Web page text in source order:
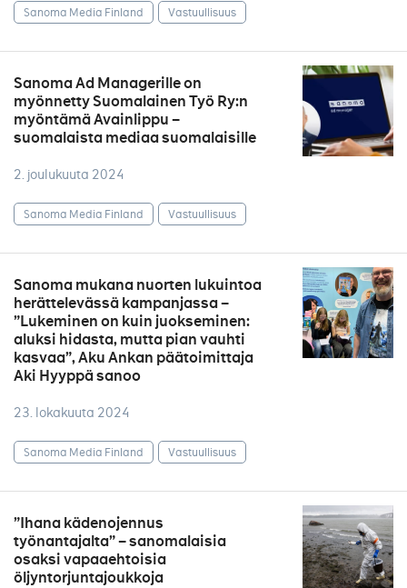
Sanoma Media Finland Vastuullisuus
Sanoma Ad Managerille on
myönnetty Suomalainen Työ Ry:n
myöntämä Avainlippu –
suomalaista mediaa suomalaisille
2. joulukuuta 2024
Sanoma Media Finland Vastuullisuus
Sanoma mukana nuorten lukuintoa
herättelevässä kampanjassa –
”Lukeminen on kuin juokseminen:
aluksi hidasta, mutta pian vauhti
kasvaa”, Aku Ankan päätoimittaja
Aki Hyyppä sanoo
23. lokakuuta 2024
Sanoma Media Finland Vastuullisuus
”Ihana kädenojennus
työnantajalta” – sanomalaisia
osaksi vapaaehtoisia
öljyntorjuntajoukkoja